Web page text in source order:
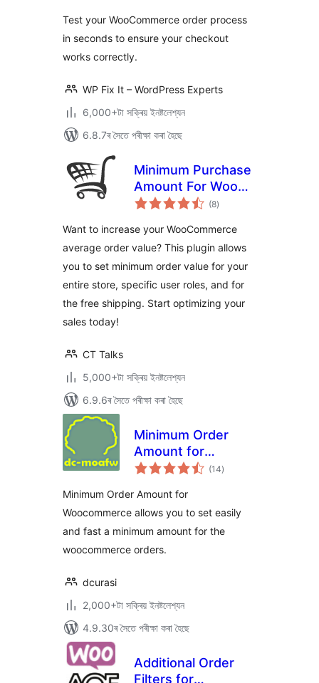
Test your WooCommerce order process
in seconds to ensure your checkout
works correctly.
WP Fix It – WordPress Experts
6,000+টা সক্ৰিয় ইনষ্টলেশ্যন
6.8.7ৰ সৈতে পৰীক্ষা কৰা হৈছে
Minimum Purchase
Amount For Woo
Cart – For
(8টা
মুঠ)
Want to increase your WooCommerce
average order value? This plugin allows
you to set minimum order value for your
entire store, specific user roles, and for
the free shipping. Start optimizing your
sales today!
CT Talks
5,000+টা সক্ৰিয় ইনষ্টলেশ্যন
6.9.6ৰ সৈতে পৰীক্ষা কৰা হৈছে
Minimum Order
Amount for
Woocommerce
(14টা
মুঠ)
Minimum Order Amount for
Woocommerce allows you to set easily
and fast a minimum amount for the
woocommerce orders.
dcurasi
2,000+টা সক্ৰিয় ইনষ্টলেশ্যন
4.9.30ৰ সৈতে পৰীক্ষা কৰা হৈছে
Additional Order
Filters for